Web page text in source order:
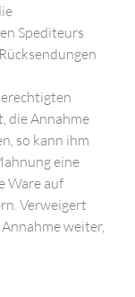
Spediteurs
die Annahme
so kann ihm
eine
Ware auf
Verweigert
weiter,